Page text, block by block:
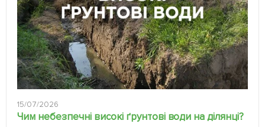
15/07/2026
Чим небезпечні високі ґрунтові води на ділянці?